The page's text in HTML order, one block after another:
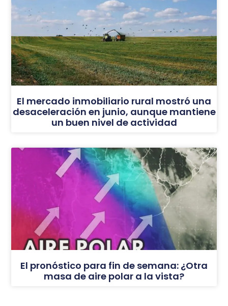
El mercado inmobiliario rural mostró una
desaceleración en junio, aunque mantiene
un buen nivel de actividad
El pronóstico para fin de semana: ¿Otra
masa de aire polar a la vista?